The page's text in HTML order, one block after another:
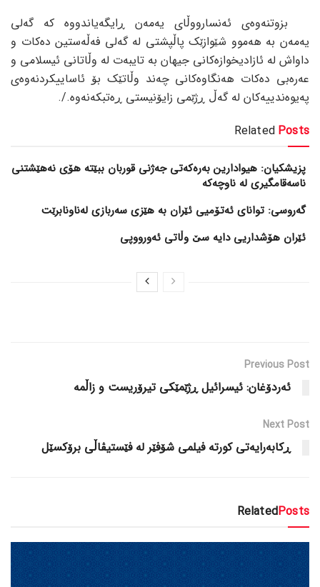
بزوتنەوەی ئەنسارووڵای یەمەن ڕایگەیاندووە کە گەلی
یەمەن بە هەموو شێوازێک پاڵپشتی لە گەلی فەڵەستین دەکات و
داواش لە ئازادیخوازەکانی جیهان بە تایبەت لە وڵاتانی ئیسلامی و
عەرەبی دەکات هەنگاوەکانی چەند وڵاتێک بۆ ئاساییکردنەوەی
پەیوەندییەکان لە گەڵ ڕژێمی زایۆنیستی ڕەتبکەنەوە./.
Related Posts
پزیشکیان: هیوادارین بەرەکەتی جەژنی قوربان ببێتە هۆی نەهێشتنی
ناسەقامگیری لە ناوچەکە
گەروسی: توانای ئەتۆمیی ئێران بە هێزی سەربازی لەناونابرێت
ئێران هۆشداریی دایە سێ وڵاتی ئەورووپی
Previous Post
ئەردۆغان: ئیسرائیل ڕژێمێکی تیرۆریست و زاڵمە
Next Post
ڕکابەرایەتی کورتە فیلمی شۆفێر لە فێستیڤاڵی برۆکسێل
RelatedPosts